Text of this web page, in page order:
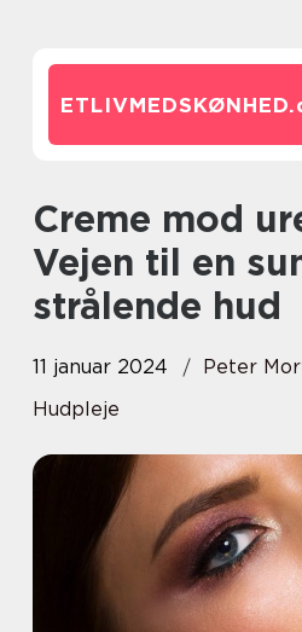
ETLIVMEDSKØNHED.
Creme mod uren hud
Vejen til en
strålende hud
11 januar 2024
Peter
Hudpleje